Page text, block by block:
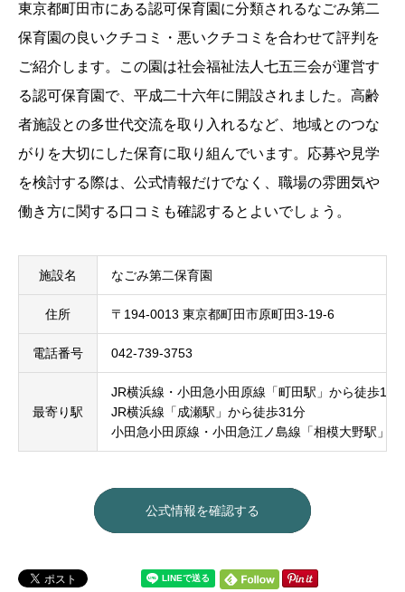
東京都町田市にある認可保育園に分類されるなごみ第二
保育園の良いクチコミ・悪いクチコミを合わせて評判を
ご紹介します。この園は社会福祉法人七五三会が運営す
る認可保育園で、平成二十六年に開設されました。高齢
者施設との多世代交流を取り入れるなど、地域とのつな
がりを大切にした保育に取り組んでいます。応募や見学
を検討する際は、公式情報だけでなく、職場の雰囲気や
働き方に関する口コミも確認するとよいでしょう。
施設名 なごみ第二保育園
住所 〒194-0013 東京都町田市原町田3-19-6
電話番号 042-739-3753
最寄り駅
JR横浜線・小田急小田原線「町田駅」から徒歩16
JR横浜線「成瀬駅」から徒歩31分
小田急小田原線・小田急江ノ島線「相模大野駅」
公式情報を確認する